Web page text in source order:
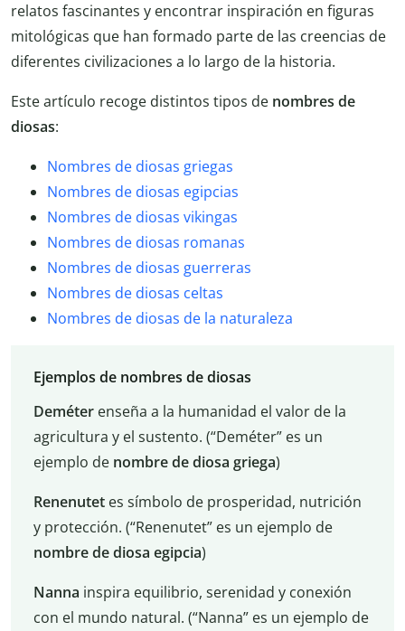
relatos fascinantes y encontrar inspiración en figuras
mitológicas que han formado parte de las creencias de
diferentes civilizaciones a lo largo de la historia.
Este artículo recoge distintos tipos de nombres de
diosas:
Nombres de diosas griegas
Nombres de diosas egipcias
Nombres de diosas vikingas
Nombres de diosas romanas
Nombres de diosas guerreras
Nombres de diosas celtas
Nombres de diosas de la naturaleza
Ejemplos de nombres de diosas
Deméterenseña a la humanidad el valor de la
agricultura y el sustento. (“Deméter” es un
ejemplo de nombre de diosa griega)
Renenutetes símbolo de prosperidad, nutrición
y protección. (“Renenutet” es un ejemplo de
nombre de diosa egipcia)
Nanna inspira equilibrio, serenidad y conexión
con el mundo natural. (“Nanna” es un ejemplo de